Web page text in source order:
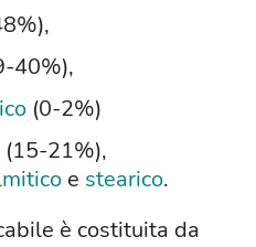
40%),
(0-2%)
(15-21%),
e stearico.
è costituita da